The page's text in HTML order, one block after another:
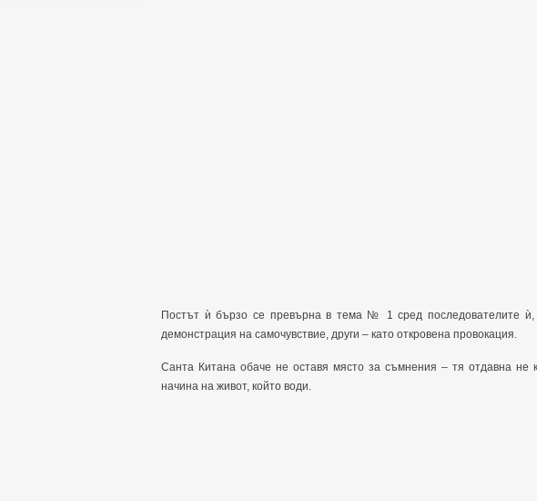
Постът ѝ бързо се превърна в тема № 1 сред последователите ѝ,
демонстрация на самочувствие, други – като откровена провокация.
Санта Китана обаче не оставя място за съмнения – тя отдавна не
начина на живот, който води.